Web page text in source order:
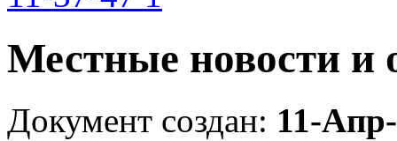
Местные новости и
Документ создан: 11-